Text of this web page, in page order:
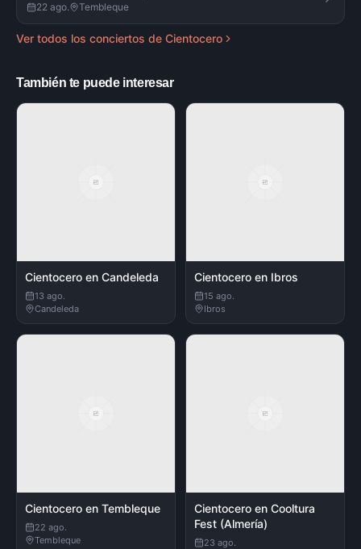
22 ago. Tembleque
Ver todos los conciertos de Cientocero
También te puede interesar
Cientocero en Candeleda
13 ago.
Candeleda
Cientocero en Ibros
15 ago.
Ibros
Cientocero en Tembleque
22 ago.
Tembleque
Cientocero en Cooltura
Fest (Almería)
23 ago.